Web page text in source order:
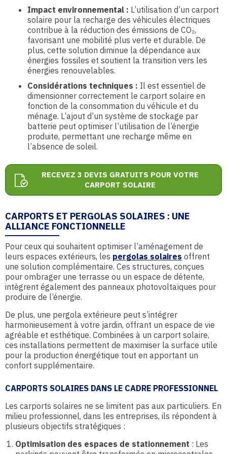
Impact environnemental : L’utilisation d’un carport
solaire pour la recharge des véhicules électriques
contribue à la réduction des émissions de CO₂,
favorisant une mobilité plus verte et durable. De
plus, cette solution diminue la dépendance aux
énergies fossiles et soutient la transition vers les
énergies renouvelables.
Considérations techniques : Il est essentiel de
dimensionner correctement le carport solaire en
fonction de la consommation du véhicule et du
ménage. L’ajout d’un système de stockage par
batterie peut optimiser l’utilisation de l’énergie
produite, permettant une recharge même en
l’absence de soleil.
RECEVEZ 3 DEVIS GRATUITS POUR VOTRE
CARPORT SOLAIRE
CARPORTS ET PERGOLAS SOLAIRES : UNE
ALLIANCE FONCTIONNELLE
Pour ceux qui souhaitent optimiser l’aménagement de
leurs espaces extérieurs, les pergolas solaires offrent
une solution complémentaire. Ces structures, conçues
pour ombrager une terrasse ou un espace de détente,
intègrent également des panneaux photovoltaïques pour
produire de l’énergie.
De plus, une pergola extérieure peut s’intégrer
harmonieusement à votre jardin, offrant un espace de vie
agréable et esthétique. Combinées à un carport solaire,
ces installations permettent de maximiser la surface utile
pour la production énergétique tout en apportant un
confort supplémentaire.
CARPORTS SOLAIRES DANS LE CADRE PROFESSIONNEL
Les carports solaires ne se limitent pas aux particuliers. En
milieu professionnel, dans les entreprises, ils répondent à
plusieurs objectifs stratégiques :
Optimisation des espaces de stationnement : Les